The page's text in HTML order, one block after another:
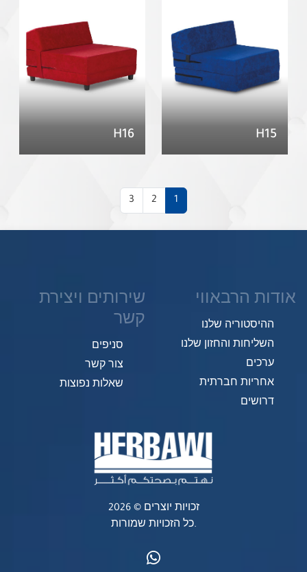
H15
H16
1
2
3
אודות הרבאווי
ההיסטוריה שלנו
השליחות והחזון שלנו
ערכים
אחריות חברתית
דרושים
שירותים ויצירת
קשר
סניפים
צור קשר
שאלות נפוצות
זכויות יוצרים © 2026
כל הזכויות שמורות.